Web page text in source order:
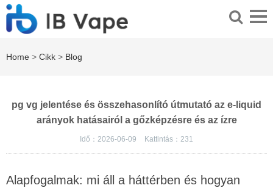
Home > Cikk > Blog
pg vg jelentése és összehasonlító útmutató az e-liquid
arányok hatásairól a gőzképzésre és az ízre
Idő：2026-06-09 Kattintás： 231
Alapfogalmak: mi áll a háttérben és hogyan